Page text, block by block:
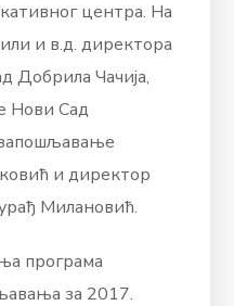
центра. На
и в.д. директора
Добрила Чачија,
Нови Сад
и директор
Милановић.
програма
за 2017.